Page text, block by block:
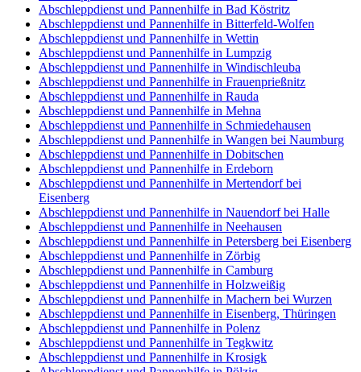
Abschleppdienst und Pannenhilfe in Bad Köstritz
Abschleppdienst und Pannenhilfe in Bitterfeld-Wolfen
Abschleppdienst und Pannenhilfe in Wettin
Abschleppdienst und Pannenhilfe in Lumpzig
Abschleppdienst und Pannenhilfe in Windischleuba
Abschleppdienst und Pannenhilfe in Frauenprießnitz
Abschleppdienst und Pannenhilfe in Rauda
Abschleppdienst und Pannenhilfe in Mehna
Abschleppdienst und Pannenhilfe in Schmiedehausen
Abschleppdienst und Pannenhilfe in Wangen bei Naumburg
Abschleppdienst und Pannenhilfe in Dobitschen
Abschleppdienst und Pannenhilfe in Erdeborn
Abschleppdienst und Pannenhilfe in Mertendorf bei
Eisenberg
Abschleppdienst und Pannenhilfe in Nauendorf bei Halle
Abschleppdienst und Pannenhilfe in Neehausen
Abschleppdienst und Pannenhilfe in Petersberg bei Eisenberg
Abschleppdienst und Pannenhilfe in Zörbig
Abschleppdienst und Pannenhilfe in Camburg
Abschleppdienst und Pannenhilfe in Holzweißig
Abschleppdienst und Pannenhilfe in Machern bei Wurzen
Abschleppdienst und Pannenhilfe in Eisenberg, Thüringen
Abschleppdienst und Pannenhilfe in Polenz
Abschleppdienst und Pannenhilfe in Tegkwitz
Abschleppdienst und Pannenhilfe in Krosigk